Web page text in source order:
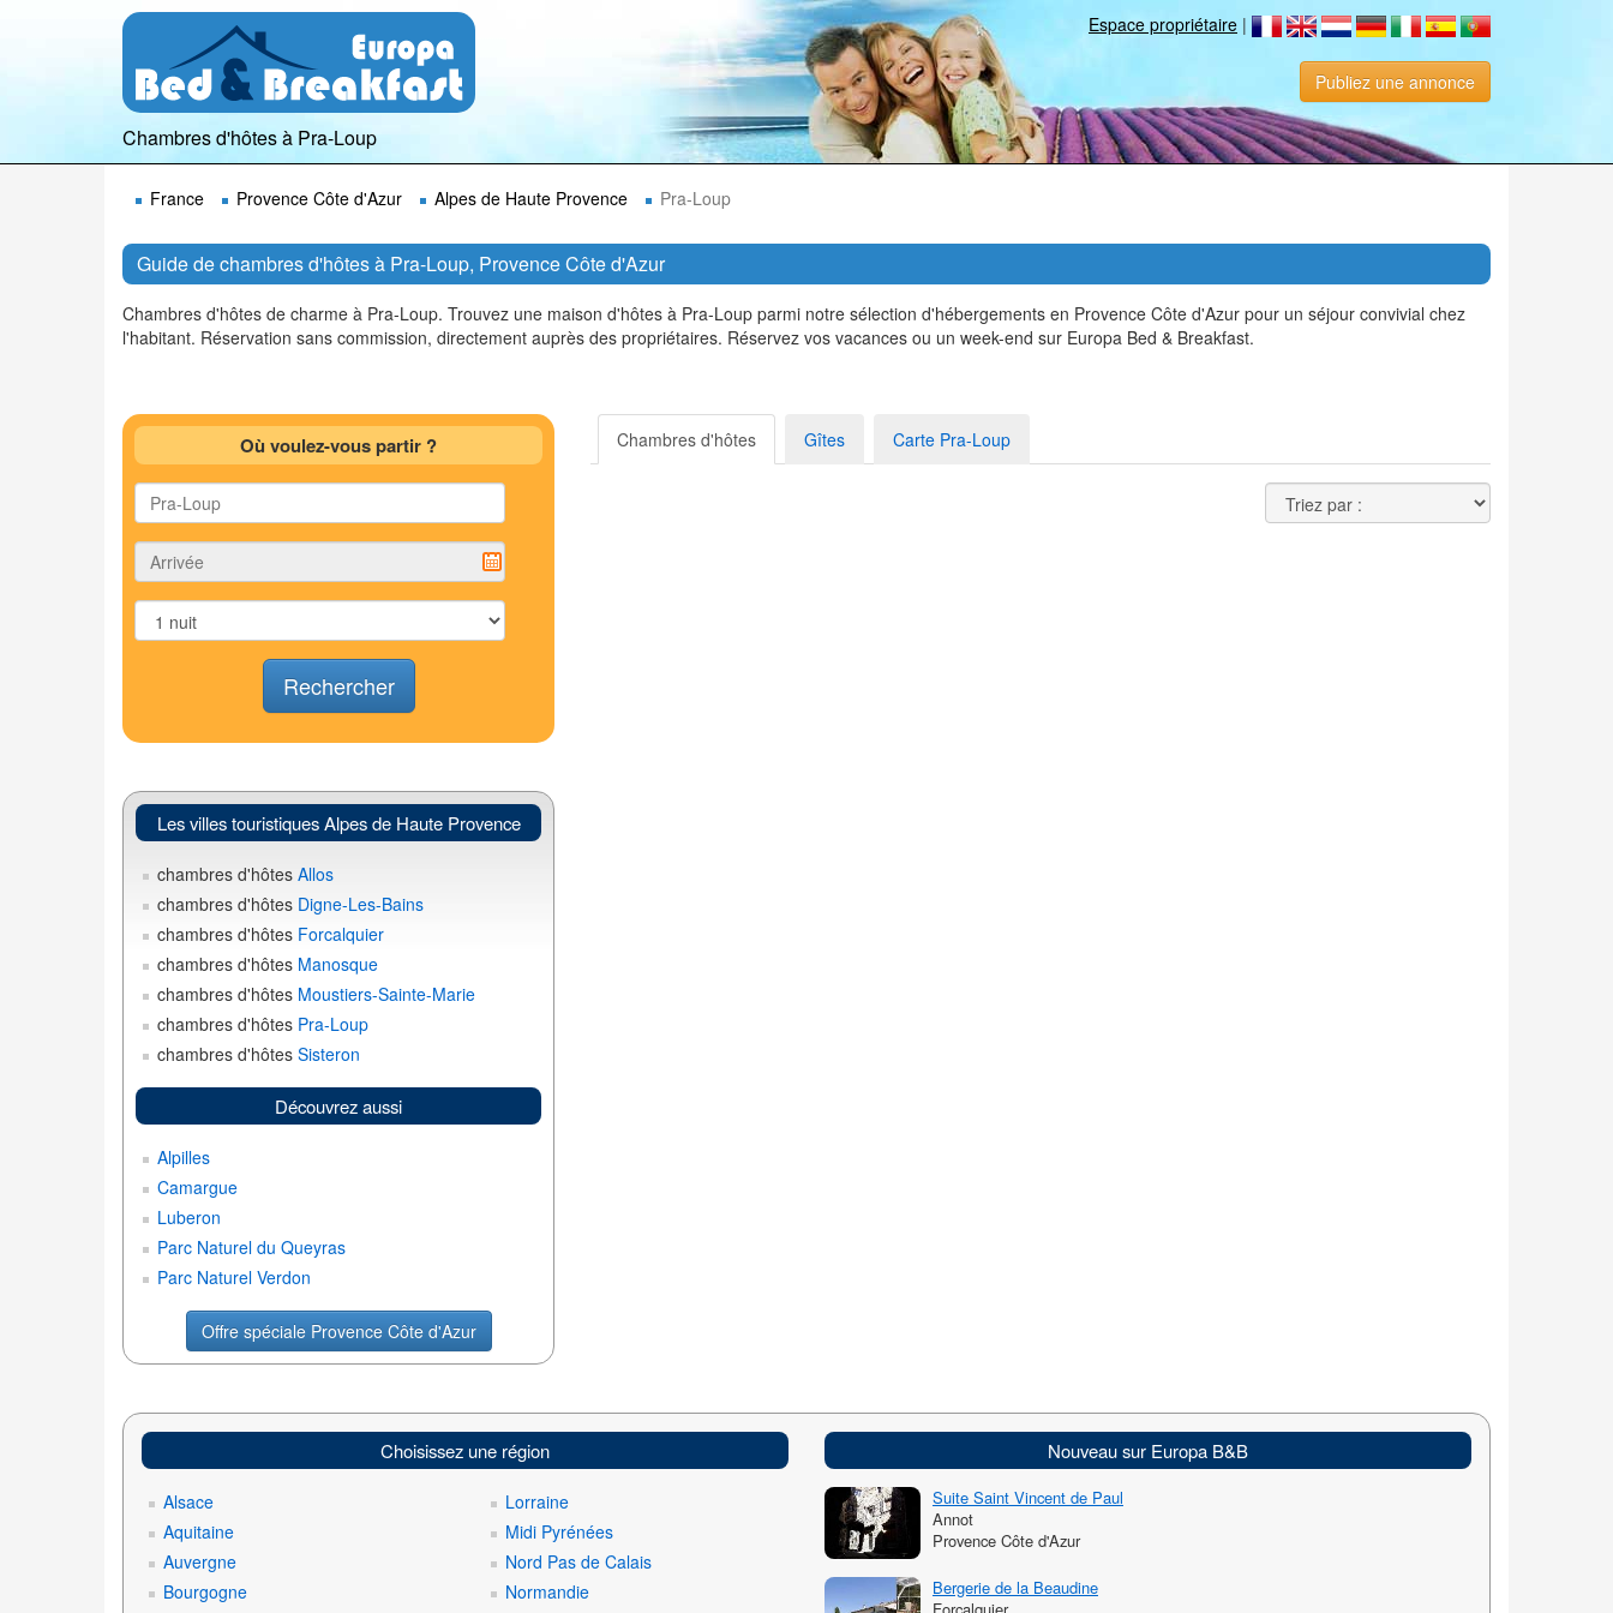
Espace propriétaire |
Publiez une annonce
Chambres d'hôtes à Pra-Loup
France Provence Côte d'Azur Alpes de Haute Provence Pra-Loup
Guide de chambres d'hôtes à Pra-Loup, Provence Côte d'Azur
Chambres d'hôtes de charme à Pra-Loup. Trouvez une maison d'hôtes à Pra-Loup parmi notre sélection d'hébergements en Provence Côte d'Azur pour un séjour convivial chez
l'habitant. Réservation sans commission, directement auprès des propriétaires. Réservez vos vacances ou un week-end sur Europa Bed & Breakfast.
Où voulez-vous partir ?
Rechercher
Les villes touristiques Alpes de Haute Provence
chambres d'hôtes Allos
chambres d'hôtes Digne-Les-Bains
chambres d'hôtes Forcalquier
chambres d'hôtes Manosque
chambres d'hôtes Moustiers-Sainte-Marie
chambres d'hôtes Pra-Loup
chambres d'hôtes Sisteron
Découvrez aussi
Alpilles
Camargue
Luberon
Parc Naturel du Queyras
Parc Naturel Verdon
Offre spéciale Provence Côte d'Azur
Chambres d'hôtes Gîtes Carte Pra-Loup
Choisissez une région
Alsace
Aquitaine
Auvergne
Bourgogne
Lorraine
Midi Pyrénées
Nord Pas de Calais
Normandie
Nouveau sur Europa B&B
Suite Saint Vincent de Paul
Annot
Provence Côte d'Azur
Bergerie de la Beaudine